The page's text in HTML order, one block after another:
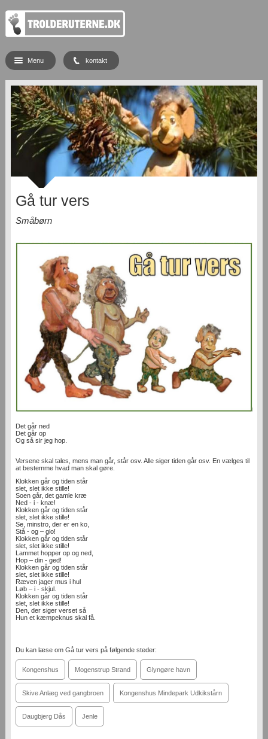
Gå tur vers
Småbørn
Det går ned
Det går op
Og så sir jeg hop.
Versene skal tales, mens man går, står osv. Alle siger tiden går osv. En vælges til
at bestemme hvad man skal gøre.
Klokken går og tiden står
slet, slet ikke stille!
Soen går, det gamle kræ
Ned - i - knæ!
Klokken går og tiden står
slet, slet ikke stille!
Se, minstro, der er en ko,
Stå - og – glo!
Klokken går og tiden står
slet, slet ikke stille!
Lammet hopper op og ned,
Hop – din - ged!
Klokken går og tiden står
slet, slet ikke stille!
Ræven jager mus i hul
Løb – i - skjul.
Klokken går og tiden står
slet, slet ikke stille!
Den, der siger verset så
Hun et kæmpeknus skal få.
Du kan læse om Gå tur vers på følgende steder:
Kongenshus Mogenstrup Strand Glyngøre havn
Skive Anlæg ved gangbroen Kongenshus Mindepark Udkikstårn
Daugbjerg Dås Jenle
Menu kontakt